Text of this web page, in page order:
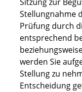
Stellungnahme
Prüfung durch
entsprechend
werden Sie
Stellung zu
Entscheidung